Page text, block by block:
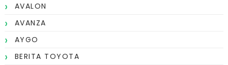
AVALON
AVANZA
AYGO
BERITA TOYOTA